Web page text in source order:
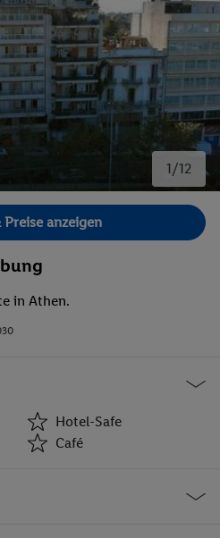
1/12
Preise anzeigen
in Athen.
Hotel-Safe
Café